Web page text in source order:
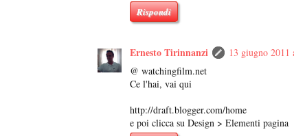
Rispondi
Ernesto Tirinnanzi
13 giugno 2011
@ watchingfilm.net
Ce l'hai, vai qui
http://draft.blogger.com/home
e poi clicca su Design > Elementi pagina